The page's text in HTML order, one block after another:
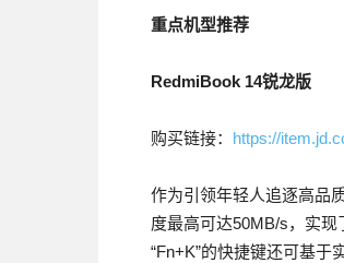
重点机型推荐
RedmiBook 14锐龙版
购买链接： https://
作为引领年轻人追逐高品
度最高可达50MB/s，实现
“Fn+K”的快捷键还可基于